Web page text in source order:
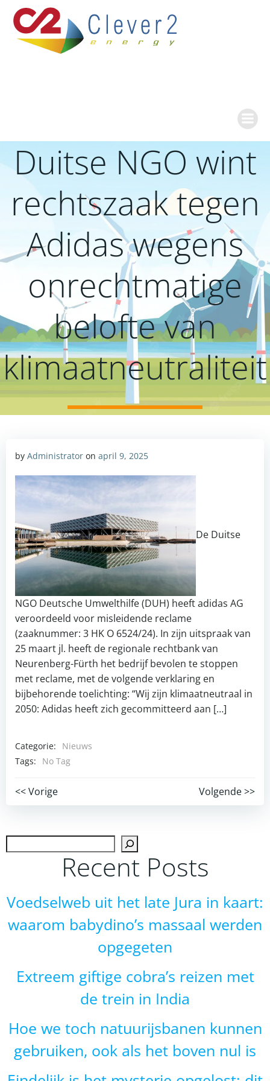
naar
de
inhoud
Duitse NGO wint
rechtszaak tegen
Adidas wegens
onrechtmatige
belofte van
klimaatneutraliteit
by Administrator on april 9, 2025
De Duitse
NGO Deutsche Umwelthilfe (DUH) heeft adidas AG
veroordeeld voor misleidende reclame
(zaaknummer: 3 HK O 6524/24). In zijn uitspraak van
25 maart jl. heeft de regionale rechtbank van
Neurenberg-Fürth het bedrijf bevolen te stoppen
met reclame, met de volgende verklaring en
bijbehorende toelichting: “Wij zijn klimaatneutraal in
2050: Adidas heeft zich gecommitteerd aan […]
Categorie:
Nieuws
Tags:
No Tag
Post
navigation
<< Vorige
Post
navigation
Volgende >>
Recent Posts
Voedselweb uit het late Jura in kaart:
waarom babydino’s massaal werden
opgegeten
Extreem giftige cobra’s reizen met
de trein in India
Hoe we toch natuurijsbanen kunnen
gebruiken, ook als het boven nul is